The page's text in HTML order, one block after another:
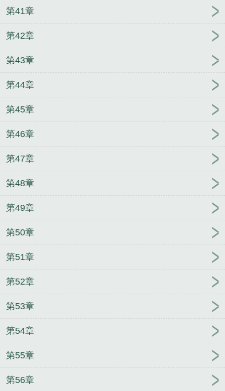
第41章
第42章
第43章
第44章
第45章
第46章
第47章
第48章
第49章
第50章
第51章
第52章
第53章
第54章
第55章
第56章